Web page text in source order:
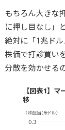
もちろん大きな
に押し目なし」
絶対に「1兆ド
株価で打診買い
分散を効かせる
【図表1】
移